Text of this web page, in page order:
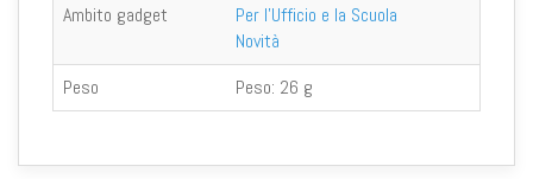
Ambito gadget
Per l'Ufficio e la Scuola
Novità
Peso
Peso: 26 g